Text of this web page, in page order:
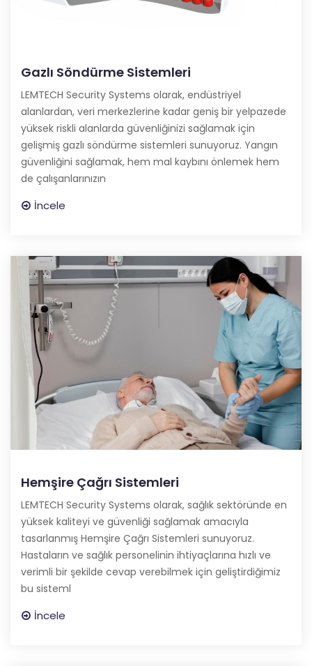
Gazlı Söndürme Sistemleri
LEMTECH Security Systems olarak, endüstriyel
alanlardan, veri merkezlerine kadar geniş bir yelpazede
yüksek riskli alanlarda güvenliğinizi sağlamak için
gelişmiş gazlı söndürme sistemleri sunuyoruz. Yangın
güvenliğini sağlamak, hem mal kaybını önlemek hem
de çalışanlarınızın
İncele
Hemşire Çağrı Sistemleri
LEMTECH Security Systems olarak, sağlık sektöründe en
yüksek kaliteyi ve güvenliği sağlamak amacıyla
tasarlanmış Hemşire Çağrı Sistemleri sunuyoruz.
Hastaların ve sağlık personelinin ihtiyaçlarına hızlı ve
verimli bir şekilde cevap verebilmek için geliştirdiğimiz
bu sisteml
İncele